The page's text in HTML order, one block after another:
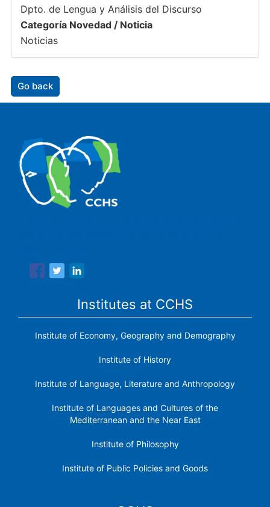
Dpto. de Lengua y Análisis del Discurso
Categoría Novedad / Noticia
Noticias
Go back
Institutes at CCHS
Institute of Economy, Geography and Demography
Institute of History
Institute of Language, Literature and Anthropology
Institute of Languages ​​and Cultures of the
Mediterranean and the Near East
Institute of Philosophy
Institute of Public Policies and Goods